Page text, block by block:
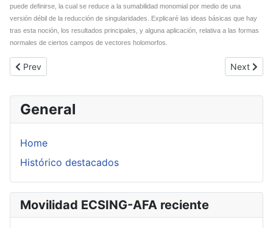
General
Home
Histórico destacados
Movilidad ECSING-AFA reciente
puede definirse, la cual se reduce a la sumabilidad monomial por medio de una
versión débil de la reducción de singularidades. Explicaré las ideas básicas que hay
tras esta noción, los resultados principales, y alguna aplicación, relativa a las formas
normales de ciertos campos de vectores holomorfos.
Previous article: SIM 94
Prev Next
Next